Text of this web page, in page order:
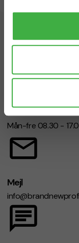
Vi hjälper
Telefon: 019-760
Mån-fre 08.30 -
Mejl